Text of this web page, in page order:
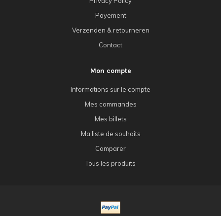
Payement
Verzenden & retourneren
Contact
Mon compte
Informations sur le compte
Mes commandes
Mes billets
Ma liste de souhaits
Comparer
Tous les produits